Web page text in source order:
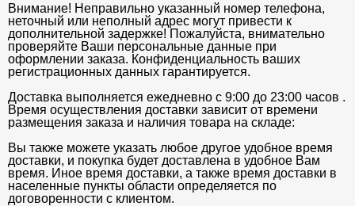
Внимание! Неправильно указанный номер телефона,
неточный или неполный адрес могут привести к
дополнительной задержке! Пожалуйста, внимательно
проверяйте Ваши персональные данные при
оформлении заказа. Конфиденциальность ваших
регистрационных данных гарантируется.
Доставка выполняется ежедневно с 9:00 до 23:00 часов .
Время осуществления доставки зависит от времени
размещения заказа и наличия товара на складе:
Вы также можете указать любое другое удобное время
доставки, и покупка будет доставлена в удобное Вам
время. Иное время доставки, а также время доставки в
населенные пункты области определяется по
договоренности с клиентом.